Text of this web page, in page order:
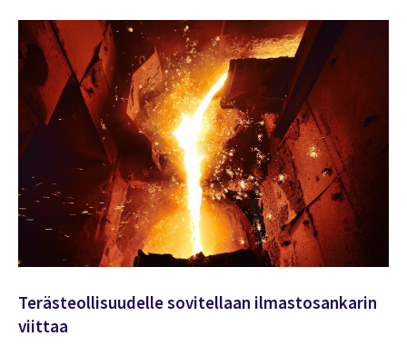
Terästeollisuudelle sovitellaan ilmastosankarin
viittaa